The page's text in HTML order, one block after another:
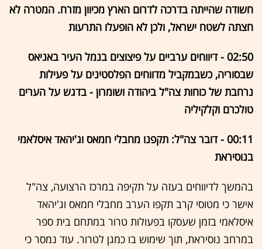
חשודה שהייתה בדרכה לדרום הארץ מכיוון מזרח. המטרה לא
חצתה לשטח ישראל, ולכן לא הופעלו התרעות
02:50 -
דיווחים ערביים על פיצוצים בנמל העיר באניאס
שבסוריה, כשבמקביל מדווחים הפלסטינים על פעילות
נרחבת של כוחות צה"ל ביהודה ושומרון - בדגש על הערים
טולכרם וקלקיליה
00:11 - דובר צה"ל: תקפנו מחבלי חמאס וג'יהאד איסלאמי
בנוסיראת
בהמשך לדיווחים בעזה על תקיפה במרכז הרצועה, צה"ל
אישר כי מטוסי קרב תקפו הערב מחבלי חמאס וג'יהאד
איסלאמי בזמן שעסקו בפעולות טרור במתחם בית ספר
במרחב נוסיראת, תוך שימוש בו כמגן לטרור. עוד נמסר כי